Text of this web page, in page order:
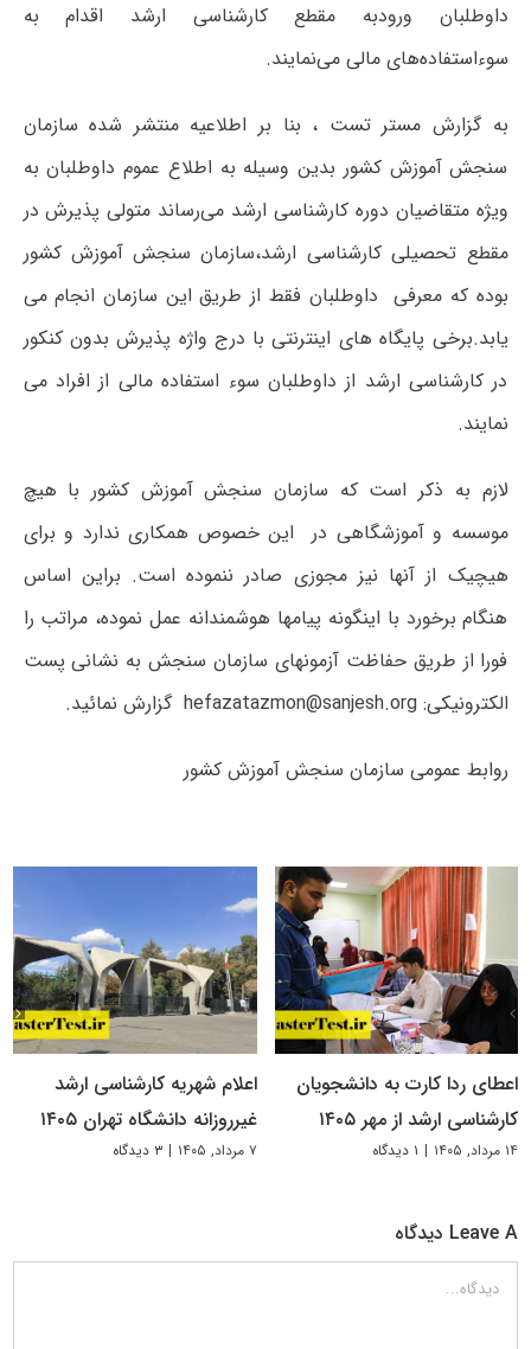
داوطلبان ورودبه مقطع کارشناسی ارشد اقدام به
سوءاستفاده‌های مالی می‌نمایند.
به گزارش مستر تست ، بنا بر اطلاعیه منتشر شده سازمان
سنجش آموزش کشور بدین‌ وسیله به اطلاع عموم داوطلبان به
ویژه متقاضیان دوره کارشناسی ارشد می‌رساند متولی پذیرش در
مقطع تحصیلی کارشناسی ارشد،سازمان سنجش آموزش کشور
بوده که معرفی داوطلبان فقط از طریق این سازمان انجام می
یابد.برخی پایگاه های اینترنتی با درج واژه پذیرش بدون کنکور
در کارشناسی ارشد از داوطلبان سوء استفاده مالی از افراد می
نمایند.
لازم به ذکر است که سازمان سنجش آموزش کشور با هیچ
موسسه و آموزشگاهی در این خصوص همکاری ندارد و برای
هیچیک از آنها نیز مجوزی صادر ننموده است. براین اساس
هنگام برخورد با اینگونه پیامها هوشمندانه عمل نموده، مراتب را
فورا از طریق حفاظت آزمونهای سازمان سنجش به نشانی پست
الکترونیکی: hefazatazmon@sanjesh.org گزارش نمائید.
روابط عمومی سازمان سنجش آموزش کشور
اعطای ردا کارت به دانشجویان
کارشناسی ارشد از مهر ۱۴۰۵
۱۴ مرداد, ۱۴۰۵ | ۱ دیدگاه
اعلام شهریه کارشناسی ارشد
غیرروزانه دانشگاه تهران ۱۴۰۵
۷ مرداد, ۱۴۰۵ | ۳ دیدگاه
Leave A دیدگاه
دیدگاه